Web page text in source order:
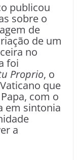
publicou
sobre o
de
de um
no
foi
Proprio, o
que
com o
em sintonia
a